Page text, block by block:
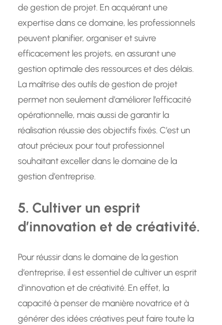
de gestion de projet. En acquérant une
expertise dans ce domaine, les professionnels
peuvent planifier, organiser et suivre
efficacement les projets, en assurant une
gestion optimale des ressources et des délais.
La maîtrise des outils de gestion de projet
permet non seulement d’améliorer l’efficacité
opérationnelle, mais aussi de garantir la
réalisation réussie des objectifs fixés. C’est un
atout précieux pour tout professionnel
souhaitant exceller dans le domaine de la
gestion d’entreprise.
5. Cultiver un esprit
d’innovation et de créativité.
Pour réussir dans le domaine de la gestion
d’entreprise, il est essentiel de cultiver un esprit
d’innovation et de créativité. En effet, la
capacité à penser de manière novatrice et à
générer des idées créatives peut faire toute la